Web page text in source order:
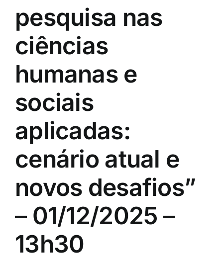
pesquisa nas
ciências
humanas e
sociais
aplicadas:
cenário atual e
novos desafios”
– 01/12/2025 –
13h30